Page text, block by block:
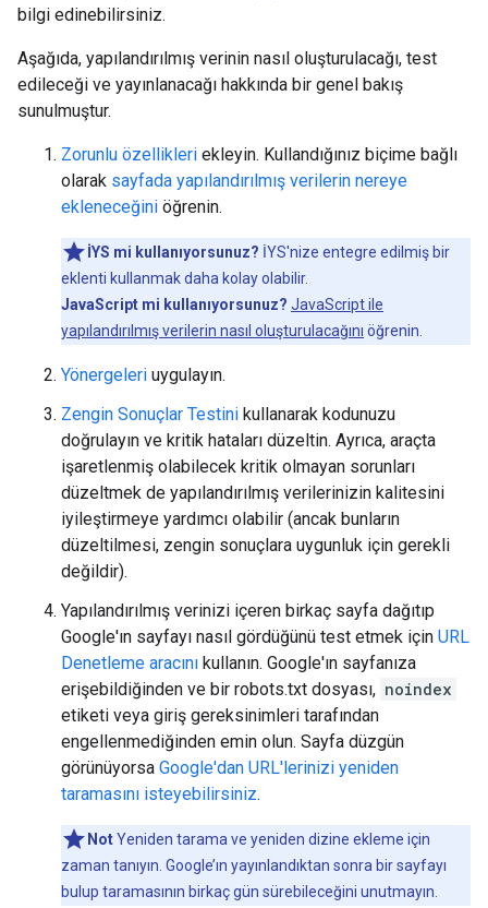
bilgi edinebilirsiniz.
Aşağıda, yapılandırılmış verinin nasıl oluşturulacağı, test
edileceği ve yayınlanacağı hakkında bir genel bakış
sunulmuştur.
Zorunlu özellikleri ekleyin. Kullandığınız biçime bağlı
olarak sayfada yapılandırılmış verilerin nereye
ekleneceğini öğrenin.
İYS mi kullanıyorsunuz? İYS'nize entegre edilmiş bir
eklenti kullanmak daha kolay olabilir.
JavaScript mi kullanıyorsunuz? JavaScript ile
yapılandırılmış verilerin nasıl oluşturulacağını öğrenin.
Yönergeleri uygulayın.
Zengin Sonuçlar Testini kullanarak kodunuzu
doğrulayın ve kritik hataları düzeltin. Ayrıca, araçta
işaretlenmiş olabilecek kritik olmayan sorunları
düzeltmek de yapılandırılmış verilerinizin kalitesini
iyileştirmeye yardımcı olabilir (ancak bunların
düzeltilmesi, zengin sonuçlara uygunluk için gerekli
değildir).
Yapılandırılmış verinizi içeren birkaç sayfa dağıtıp
Google'ın sayfayı nasıl gördüğünü test etmek için URL
Denetleme aracını kullanın. Google'ın sayfanıza
erişebildiğinden ve bir robots.txt dosyası, noindex
etiketi veya giriş gereksinimleri tarafından
engellenmediğinden emin olun. Sayfa düzgün
görünüyorsa Google'dan URL'lerinizi yeniden
taramasını isteyebilirsiniz.
NotYeniden tarama ve yeniden dizine ekleme için
zaman tanıyın. Google’ın yayınlandıktan sonra bir sayfayı
bulup taramasının birkaç gün sürebileceğini unutmayın.